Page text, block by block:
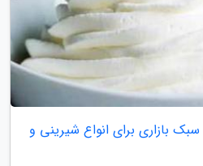
بازاری برای انواع شیرینی و